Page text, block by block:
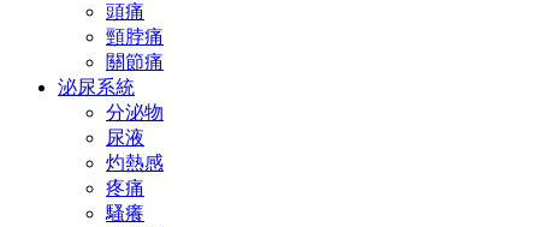
頭痛
頸脖痛
關節痛
泌尿系統
分泌物
尿液
灼熱感
疼痛
騷癢